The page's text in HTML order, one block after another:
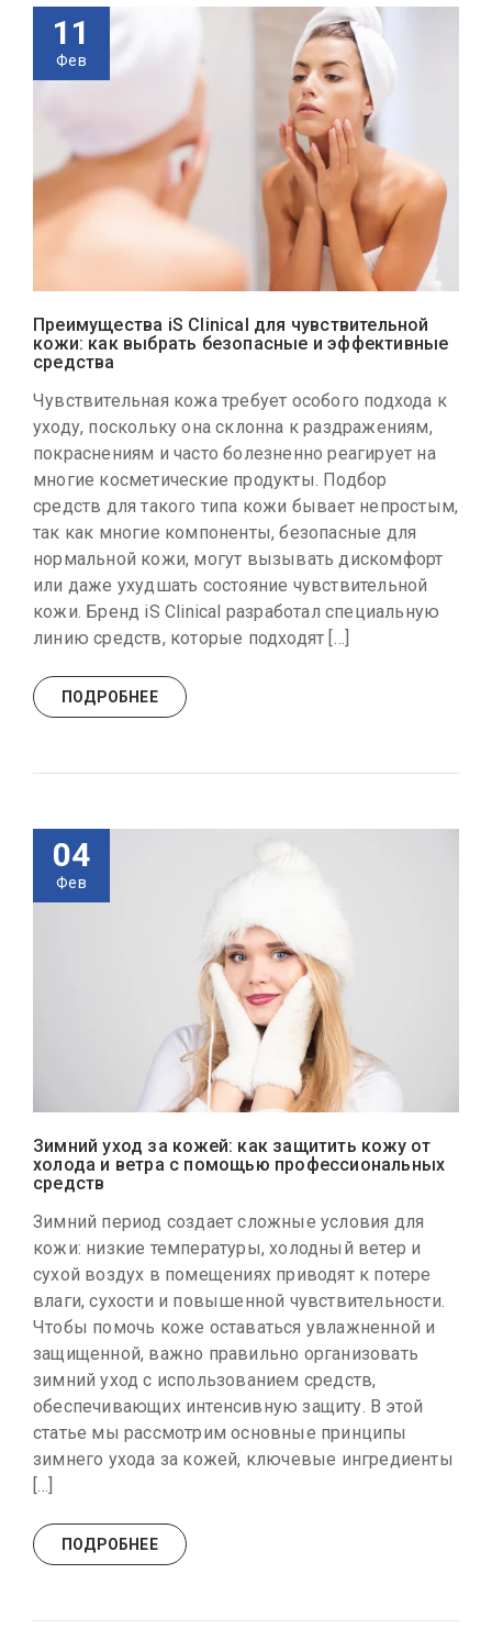
11
Фев
Преимущества iS Clinical для чувствительной
кожи: как выбрать безопасные и эффективные
средства
Чувствительная кожа требует особого подхода к
уходу, поскольку она склонна к раздражениям,
покраснениям и часто болезненно реагирует на
многие косметические продукты. Подбор
средств для такого типа кожи бывает непростым,
так как многие компоненты, безопасные для
нормальной кожи, могут вызывать дискомфорт
или даже ухудшать состояние чувствительной
кожи. Бренд iS Clinical разработал специальную
линию средств, которые подходят […]
ПОДРОБНЕЕ
04
Фев
Зимний уход за кожей: как защитить кожу от
холода и ветра с помощью профессиональных
средств
Зимний период создает сложные условия для
кожи: низкие температуры, холодный ветер и
сухой воздух в помещениях приводят к потере
влаги, сухости и повышенной чувствительности.
Чтобы помочь коже оставаться увлажненной и
защищенной, важно правильно организовать
зимний уход с использованием средств,
обеспечивающих интенсивную защиту. В этой
статье мы рассмотрим основные принципы
зимнего ухода за кожей, ключевые ингредиенты
[…]
ПОДРОБНЕЕ